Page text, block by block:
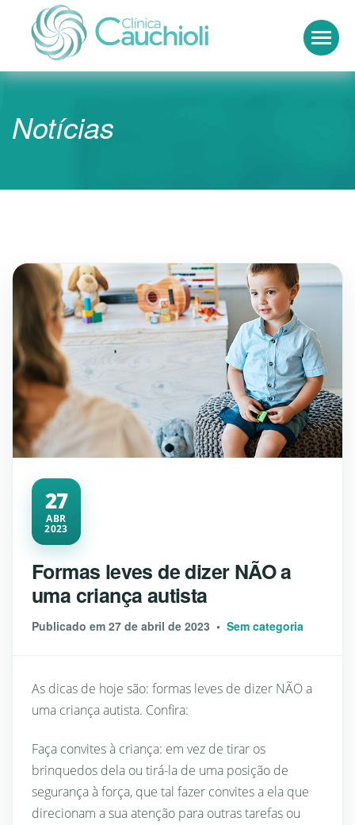
Clínica Cauchioli
Notícias
27
ABR
2023
Formas leves de dizer NÃO a
uma criança autista
Publicado em 27 de abril de 2023 • Sem categoria
As dicas de hoje são: formas leves de dizer NÃO a
uma criança autista. Confira:
Faça convites à criança: em vez de tirar os
brinquedos dela ou tirá-la de uma posição de
segurança à força, que tal fazer convites a ela que
direcionam a sua atenção para outras tarefas ou